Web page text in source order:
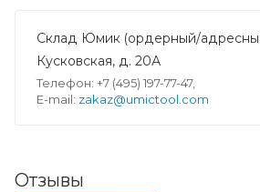
Склад Юмик (ордерный/
Кусковская, д. 20А
Телефон: +7 (495) 197-77-47,
E-mail: zakaz@umictool.com
Отзывы